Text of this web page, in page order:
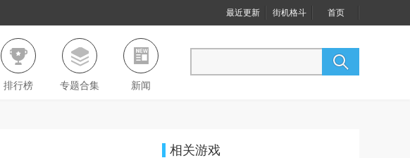
最近更新 街机格斗 首页
排行榜 专题合集 新闻
相关游戏